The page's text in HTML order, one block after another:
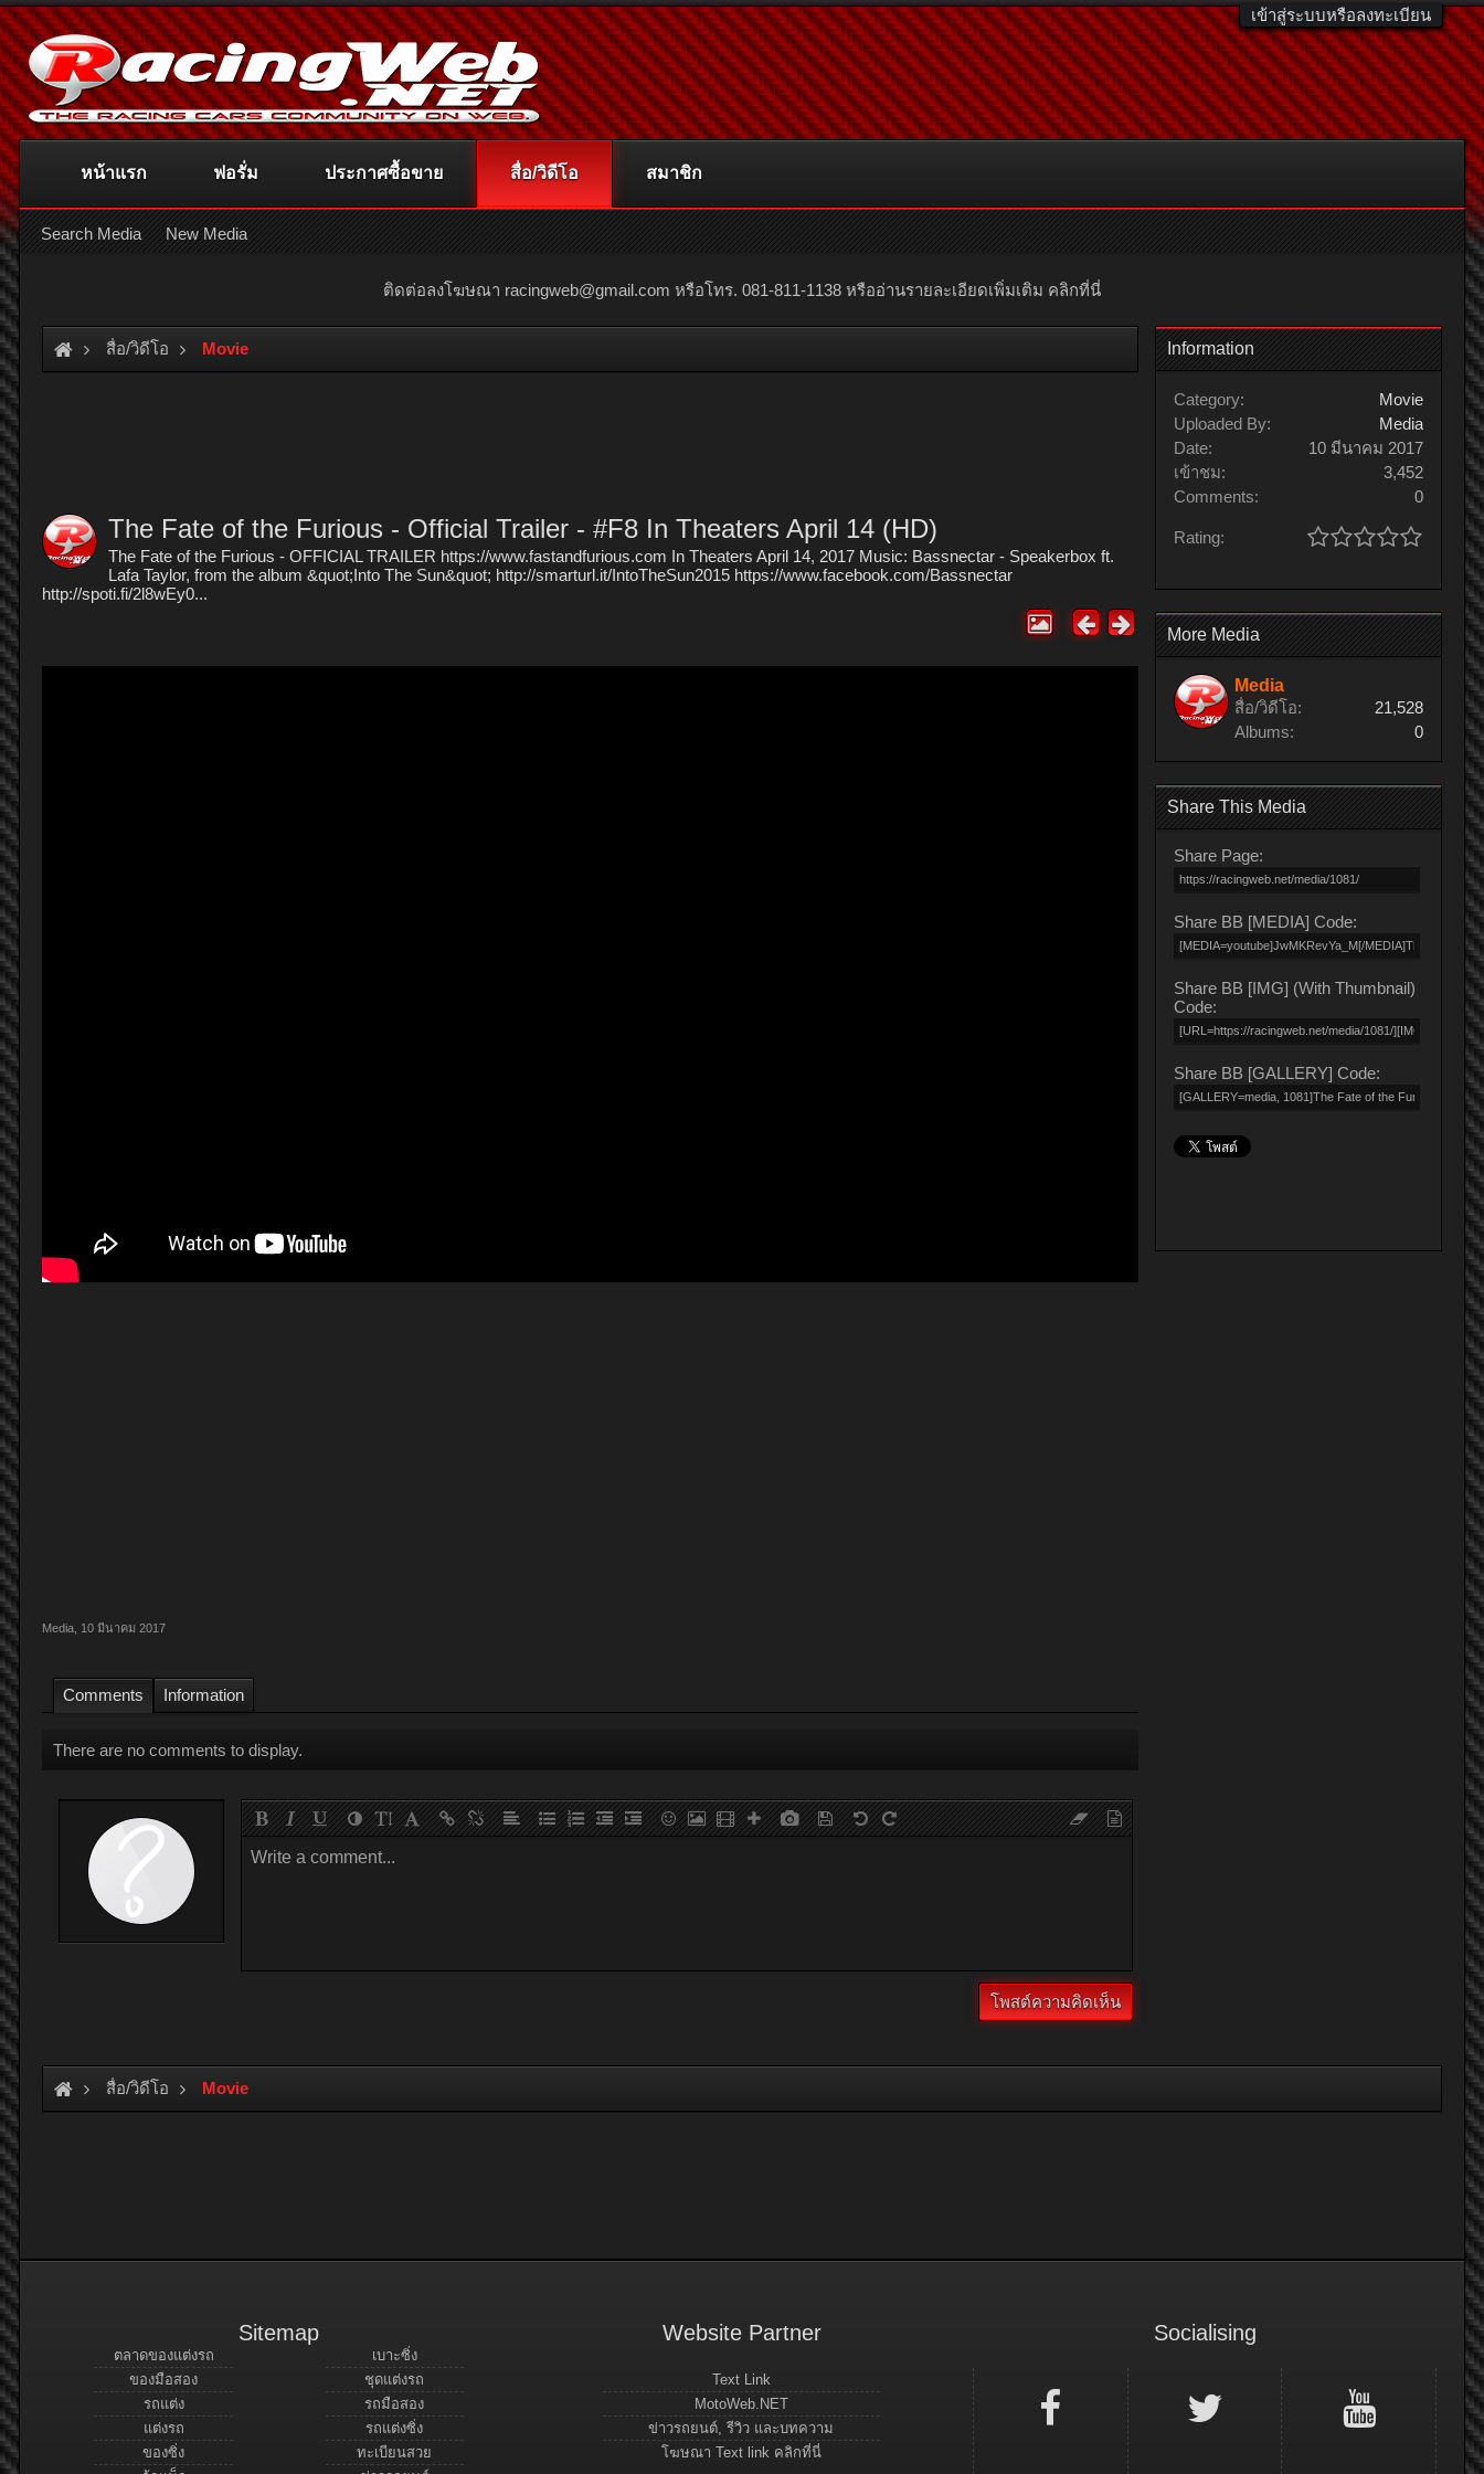
เข้าสู่ระบบหรือลงทะเบียน
ติดต่อลงโฆษณา racingweb@gmail.com หรือโทร. 081-811-1138 หรืออ่านรายละเอียดเพิ่มเติม คลิกที่นี่
สื่อ/วิดีโอ Movie
The Fate of the Furious - Official Trailer - #F8 In Theaters April 14 (HD)
The Fate of the Furious - OFFICIAL TRAILER https://www.fastandfurious.com In Theaters April 14, 2017 Music: Bassnectar - Speakerbox ft.
Lafa Taylor, from the album &quot;Into The Sun&quot; http://smarturl.it/IntoTheSun2015 https://www.facebook.com/Bassnectar
http://spoti.fi/2l8wEy0...
Media 10 มีนาคม 2017
Comments Information
There are no comments to display.
Write a comment...
Information
Category:
Movie
Uploaded By:
Media
Date:
10 มีนาคม 2017
เข้าชม:
3,452
Comments:
0
Rating:
More Media
Media
สื่อ/วิดีโอ:
21,528
Albums:
0
Share This Media
Share Page:
Share BB [MEDIA] Code:
Share BB [IMG] (With Thumbnail)
Code:
Share BB [GALLERY] Code:
สื่อ/วิดีโอ Movie
หน้าแรก ฟอรั่ม ประกาศซื้อขาย สื่อ/วิดีโอ
Search Media New Media
สมาชิก
Sitemap
ตลาดของแต่งรถ
ของมือสอง
รถแต่ง
แต่งรถ
ของซิ่ง
เบาะซิ่ง
ชุดแต่งรถ
รถมือสอง
รถแต่งซิ่ง
ทะเบียนสวย
Website Partner
Text Link
MotoWeb.NET
ข่าวรถยนต์, รีวิว และบทความ
โฆษณา Text link คลิกที่นี่
Socialising